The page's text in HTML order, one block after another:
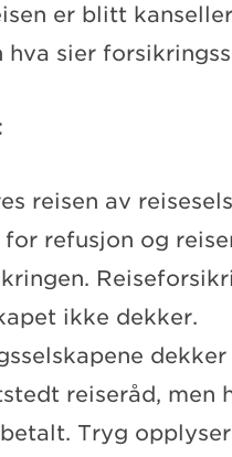
er blitt
hva sier
reisen av
for refusjon og
ikke dekker.
reiseråd, men
Tryg